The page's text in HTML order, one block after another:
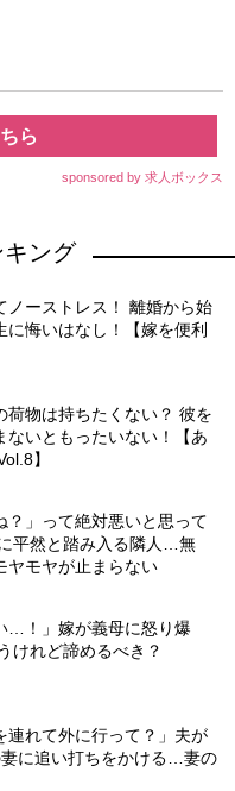
ら
sponsored by 求人ボックス
キング
ノーストレス！ 離婚から始
に悔いはなし！【嫁を便利
荷物は持ちたくない？ 彼を
ないともったいない！【あ
】
？」って絶対悪いと思って
平然と踏み入る隣人…無
ヤモヤが止まらない
…！」嫁が義母に怒り爆
けれど諦めるべき？
連れて外に行って？」夫が
に追い打ちをかける…妻の